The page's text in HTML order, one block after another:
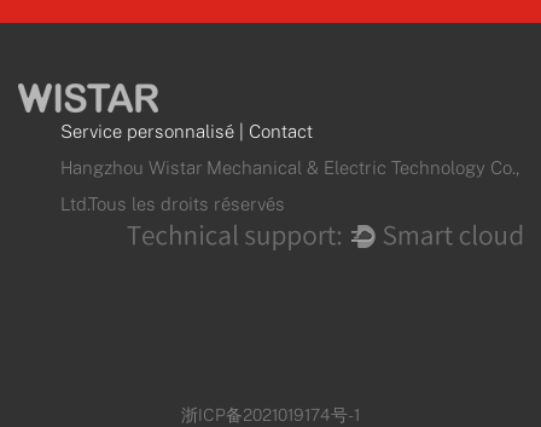
Service personnalisé | Contact
Hangzhou Wistar Mechanical & Electric Technology Co.,
Ltd.Tous les droits réservés
浙ICP备2021019174号-1